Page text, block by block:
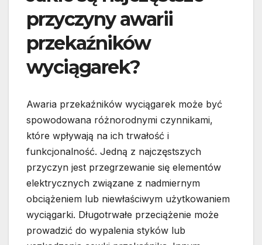
przyczyny awarii
przekaźników
wyciągarek?
Awaria przekaźników wyciągarek może być
spowodowana różnorodnymi czynnikami,
które wpływają na ich trwałość i
funkcjonalność. Jedną z najczęstszych
przyczyn jest przegrzewanie się elementów
elektrycznych związane z nadmiernym
obciążeniem lub niewłaściwym użytkowaniem
wyciągarki. Długotrwałe przeciążenie może
prowadzić do wypalenia styków lub